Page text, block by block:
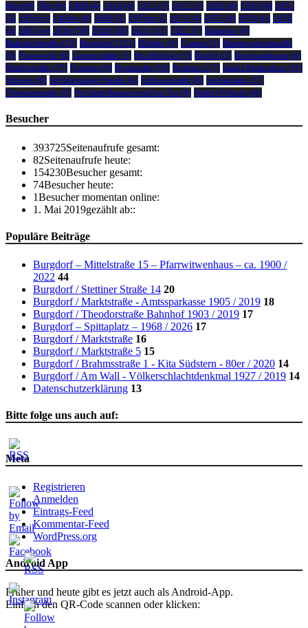
60er(8) 70er(6) 1809 (4) 1910 (6) 1911 (5) 1912 (5) 1928 (6) 1950 (8) 1953
(5) 1956 (6) 1960er(6) 1969 (5) 1970er(5) 1971 (4) 1972 (9) 1974 (6) 1976
(5) 2005 (4) 2019 (59) 2020 (39) 2021 (21) 2022 (7) Bahnhof(4)
Bahnhofstraße (15) Burgdorf(131) Bührke (4) Cramer(5) Dammgartenstraße
(5) Feuerwehr(6) Gartenstraße (5) Hochbrücke (5) Kirche (5) Kreissparkasse (4)
Marktstraße (37) Postamt (6) Poststraße (10) Rathaus I (7) Sankt Pankratius (11)
Scheele (6) Schillerslager Straße (6) Schlossstraße (6) Spittaplatz (17)
Theodorstraße (5) Vor dem Hannoverschen Tor(9) Walter Fritsche (6)
Besucher
393725Seitenaufrufe gesamt:
82Seitenaufrufe heute:
154230Besucher gesamt:
74Besucher heute:
1Besucher momentan online:
1. Mai 2019gezählt ab::
Populäre Beiträge
Burgdorf – Mittelstraße 15 – Pfarrwitwenhaus – ca. 1900 /
2022 44
Burgdorf / Stettiner Straße 14 20
Burgdorf / Marktstraße - Amtssparkasse 1905 / 2019 18
Burgdorf / Theodorstraße Bahnhof 1903 / 2019 17
Burgdorf – Spittaplatz – 1968 / 2026 17
Burgdorf / Marktstraße 16
Burgdorf / Marktstraße 5 15
Burgdorf / Brahmsstraße 1 - Kita Südstern - 80er / 2020 14
Burgdorf / Am Wall - Völkerschlachtdenkmal 1927 / 2019 14
Datenschutzerklärung 13
Bitte folge uns auch auf:
Meta
Registrieren
Anmelden
Eintrags-Feed
Kommentar-Feed
WordPress.org
Android App
Früher und heute gibt es jetzt auch als Android-App.
Einfach den QR-Code scannen oder klicken: